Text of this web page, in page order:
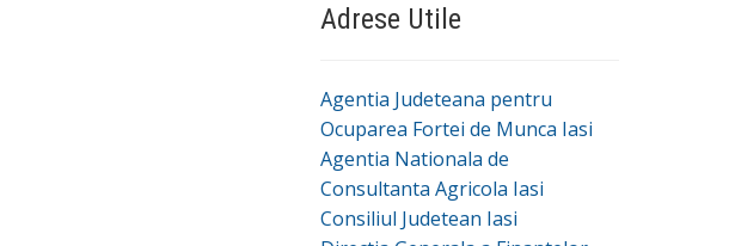
Adrese Utile
Agentia Judeteana pentru
Ocuparea Fortei de Munca Iasi
Agentia Nationala de
Consultanta Agricola Iasi
Consiliul Judetean Iasi